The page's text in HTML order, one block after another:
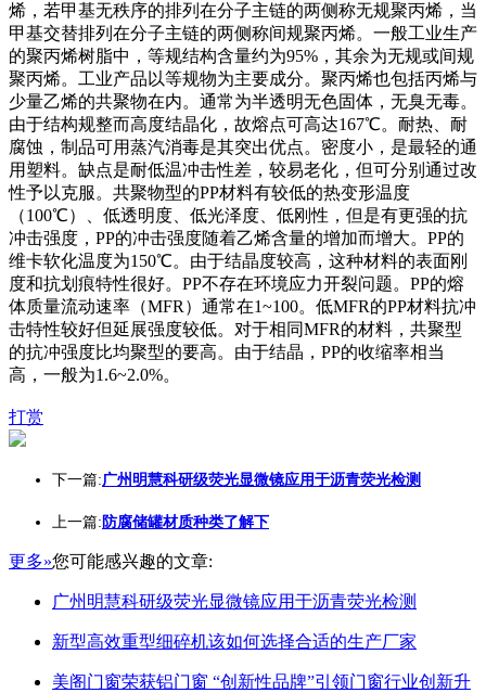
烯，若甲基无秩序的排列在分子主链的两侧称无规聚丙烯，当
甲基交替排列在分子主链的两侧称间规聚丙烯。一般工业生产
的聚丙烯树脂中，等规结构含量约为95%，其余为无规或间规
聚丙烯。工业产品以等规物为主要成分。聚丙烯也包括丙烯与
少量乙烯的共聚物在内。通常为半透明无色固体，无臭无毒。
由于结构规整而高度结晶化，故熔点可高达167℃。耐热、耐
腐蚀，制品可用蒸汽消毒是其突出优点。密度小，是最轻的通
用塑料。缺点是耐低温冲击性差，较易老化，但可分别通过改
性予以克服。共聚物型的PP材料有较低的热变形温度
（100℃）、低透明度、低光泽度、低刚性，但是有更强的抗
冲击强度，PP的冲击强度随着乙烯含量的增加而增大。PP的
维卡软化温度为150℃。由于结晶度较高，这种材料的表面刚
度和抗划痕特性很好。PP不存在环境应力开裂问题。PP的熔
体质量流动速率（MFR）通常在1~100。低MFR的PP材料抗冲
击特性较好但延展强度较低。对于相同MFR的材料，共聚型
的抗冲强度比均聚型的要高。由于结晶，PP的收缩率相当
高，一般为1.6~2.0%。
打赏
下一篇:广州明慧科研级荧光显微镜应用于沥青荧光检测
上一篇: 防腐储罐材质种类了解下
更多»您可能感兴趣的文章:
广州明慧科研级荧光显微镜应用于沥青荧光检测
新型高效重型细碎机该如何选择合适的生产厂家
美阁门窗荣获铝门窗 “创新性品牌”引领门窗行业创新升